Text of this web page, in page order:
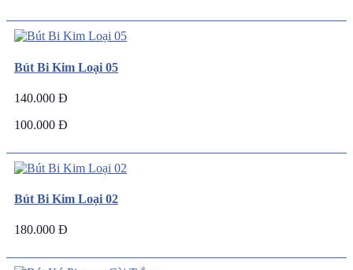
Bút Bi Kim Loại 05
140.000 Đ
100.000 Đ
Bút Bi Kim Loại 02
180.000 Đ